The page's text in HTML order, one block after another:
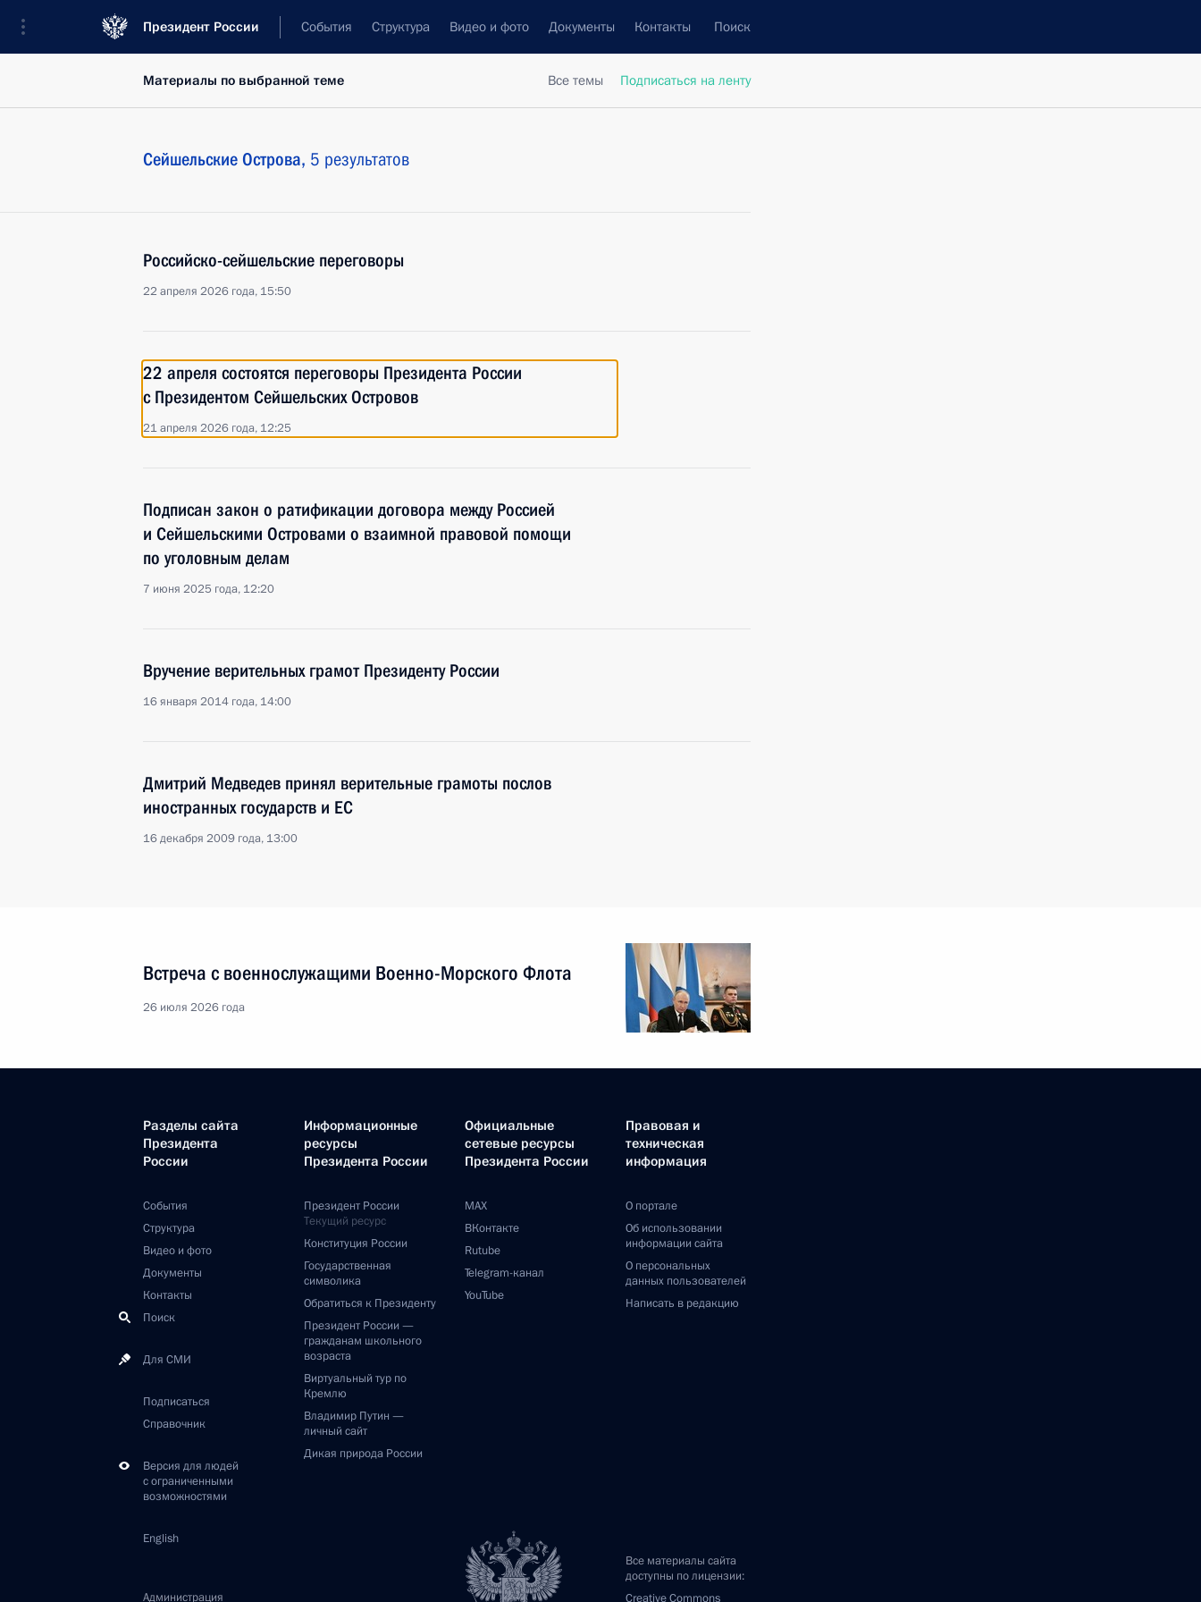
Президент России События Структура Видео и фото Документы Контакты Поиск
Все темы Подписаться на ленту
Материалы по выбранной теме
Сейшельские Острова, 5 результатов
Российско-сейшельские переговоры
22 апреля 2026 года, 15:50
22 апреля состоятся переговоры Президента России
с Президентом Сейшельских Островов
21 апреля 2026 года, 12:25
Подписан закон о ратификации договора между Россией
и Сейшельскими Островами о взаимной правовой помощи
по уголовным делам
7 июня 2025 года, 12:20
Вручение верительных грамот Президенту России
16 января 2014 года, 14:00
Дмитрий Медведев принял верительные грамоты послов
иностранных государств и ЕС
16 декабря 2009 года, 13:00
Встреча с военнослужащими Военно-Морского Флота
26 июля 2026 года
Разделы сайта
Президента
России
События
Структура
Видео и фото
Документы
Контакты
Поиск
Для СМИ
Подписаться
Справочник
Версия для людей
с ограниченными
возможностями
English
Информационные
ресурсы
Президента России
Президент России
Текущий ресурс
Конституция России
Государственная
символика
Обратиться к Президенту
Президент России —
гражданам школьного
возраста
Виртуальный тур по
Кремлю
Владимир Путин —
личный сайт
Дикая природа России
Официальные
сетевые ресурсы
Президента России
MAX
ВКонтакте
Rutube
Telegram-канал
YouTube
Правовая и
техническая
информация
О портале
Об использовании
информации сайта
О персональных
данных пользователей
Написать в редакцию
Все материалы сайта
доступны по лицензии:
Creative Commons
Администрация